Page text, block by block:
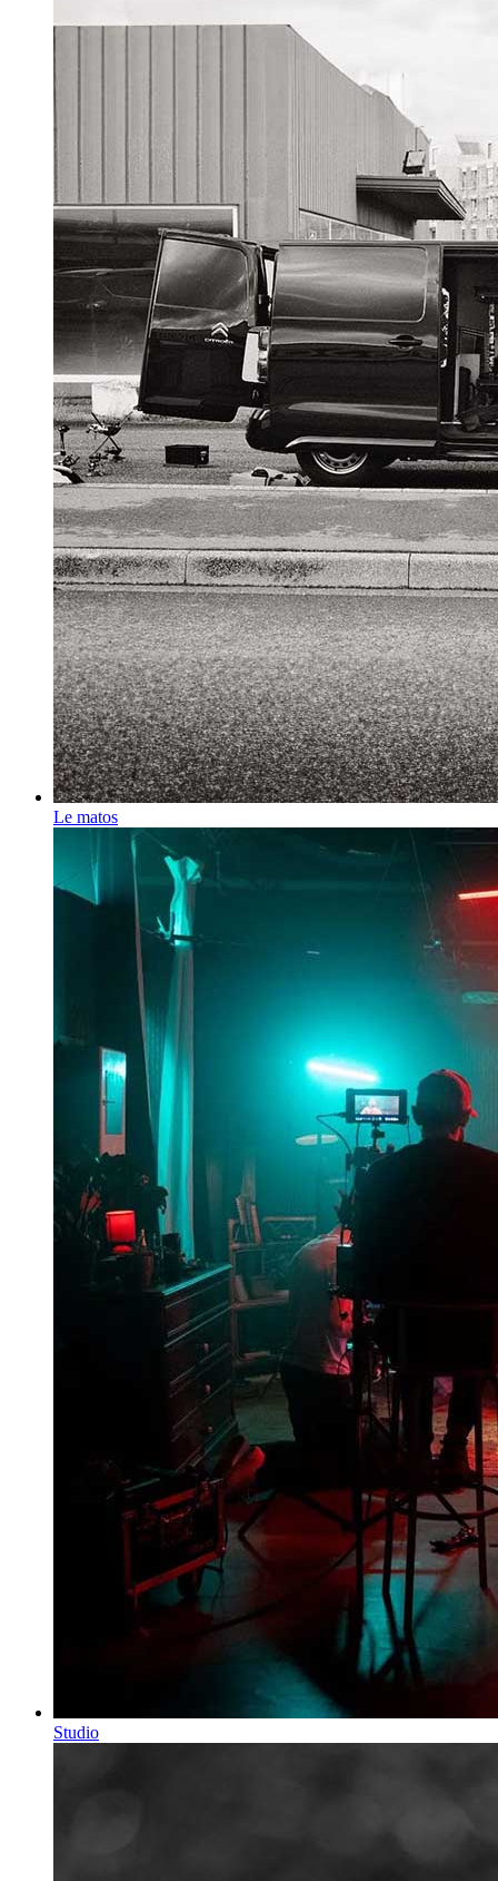
Le matos
Studio